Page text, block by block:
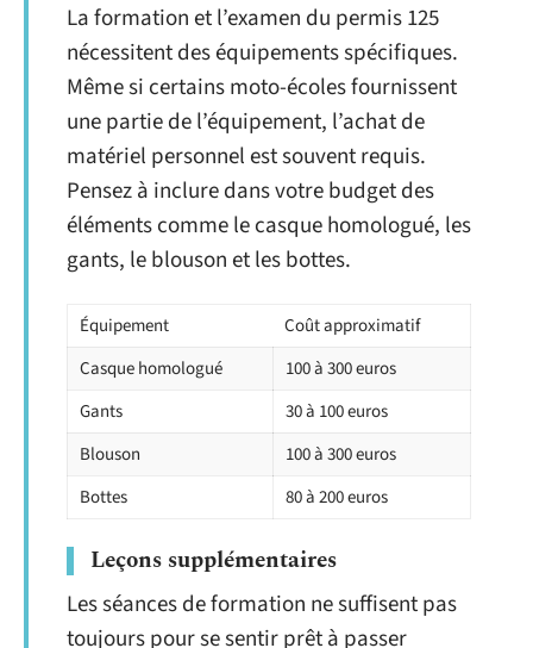
La formation et l’examen du permis 125
nécessitent des équipements spécifiques.
Même si certains moto-écoles fournissent
une partie de l’équipement, l’achat de
matériel personnel est souvent requis.
Pensez à inclure dans votre budget des
éléments comme le casque homologué, les
gants, le blouson et les bottes.
Équipement
Coût approximatif
Casque homologué
100 à 300 euros
Gants
30 à 100 euros
Blouson
100 à 300 euros
Bottes
80 à 200 euros
Leçons supplémentaires
Les séances de formation ne suffisent pas
toujours pour se sentir prêt à passer